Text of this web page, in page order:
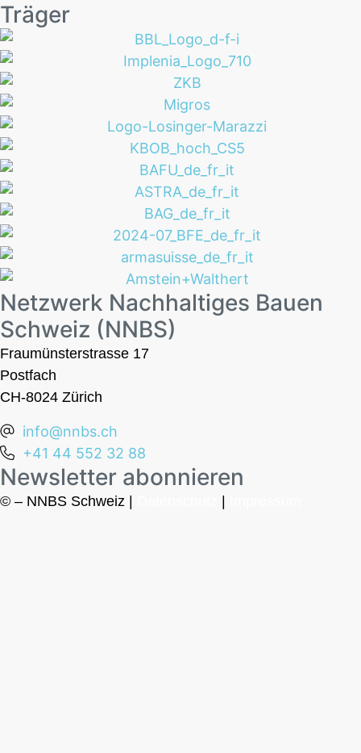
Träger
Netzwerk Nachhaltiges Bauen
Schweiz (NNBS)
Fraumünsterstrasse 17
Postfach
CH-8024 Zürich
info@nnbs.ch
+41 44 552 32 88
Newsletter abonnieren
© – NNBS Schweiz | |